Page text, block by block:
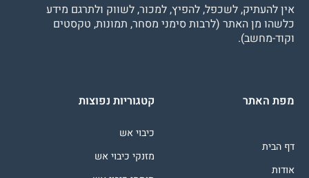
אין להעתיק, לשכפל, להפיץ, למכור, לשווק ולתרגם מידע
כלשהו מן האתר (לרבות סימני מסחר, תמונות, טקסטים
וקוד-מחשב).
מפת האתר
דף הבית
אודות
קטגוריות נפוצות
כיבוי אש
מזנקי כיבוי אש